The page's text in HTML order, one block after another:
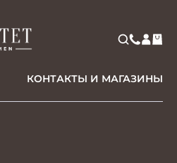
КОНТАКТЫ И МАГАЗИНЫ